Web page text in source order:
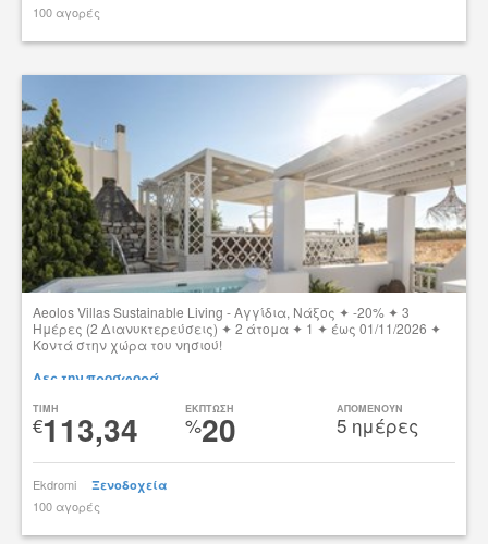
100 αγορές
tsibato
Aeolos Villas Sustainable Living - Αγγίδια, Νάξος ✦ -20% ✦ 3
Ημέρες (2 Διανυκτερεύσεις) ✦ 2 άτομα ✦ 1 ✦ έως 01/11/2026 ✦
Κοντά στην χώρα του νησιού!
Δες την προσφορά
TIMH
€113,34 ΕΚΠΤΩΣΗ
%20 ΑΠΟΜΕΝΟΥΝ
5 ημέρες
Ekdromi Ξενοδοχεία
100 αγορές